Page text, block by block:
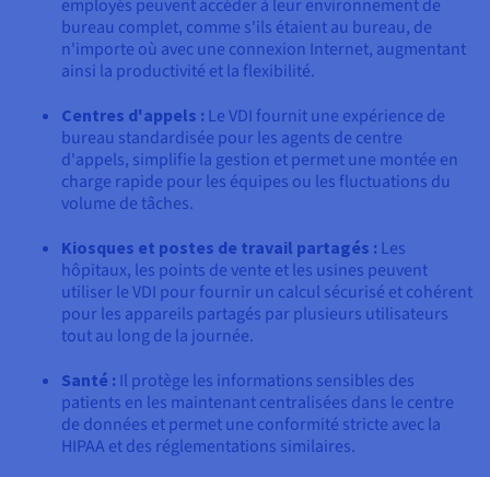
employés peuvent accéder à leur environnement de
bureau complet, comme s'ils étaient au bureau, de
n'importe où avec une connexion Internet, augmentant
ainsi la productivité et la flexibilité.
Centres d'appels : Le VDI fournit une expérience de
bureau standardisée pour les agents de centre
d'appels, simplifie la gestion et permet une montée en
charge rapide pour les équipes ou les fluctuations du
volume de tâches.
Kiosques et postes de travail partagés : Les
hôpitaux, les points de vente et les usines peuvent
utiliser le VDI pour fournir un calcul sécurisé et cohérent
pour les appareils partagés par plusieurs utilisateurs
tout au long de la journée.
Santé : Il protège les informations sensibles des
patients en les maintenant centralisées dans le centre
de données et permet une conformité stricte avec la
HIPAA et des réglementations similaires.